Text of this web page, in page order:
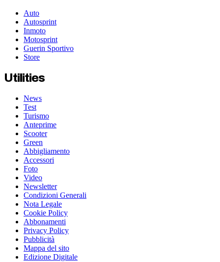
Auto
Autosprint
Inmoto
Motosprint
Guerin Sportivo
Store
Utilities
News
Test
Turismo
Anteprime
Scooter
Green
Abbigliamento
Accessori
Foto
Video
Newsletter
Condizioni Generali
Nota Legale
Cookie Policy
Abbonamenti
Privacy Policy
Pubblicità
Mappa del sito
Edizione Digitale